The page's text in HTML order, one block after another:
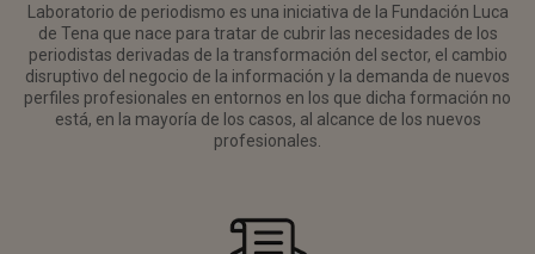
Laboratorio de periodismo es una iniciativa de la Fundación Luca
de Tena que nace para tratar de cubrir las necesidades de los
periodistas derivadas de la transformación del sector, el cambio
disruptivo del negocio de la información y la demanda de nuevos
perfiles profesionales en entornos en los que dicha formación no
está, en la mayoría de los casos, al alcance de los nuevos
profesionales.